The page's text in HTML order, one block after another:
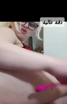
دقة عالية